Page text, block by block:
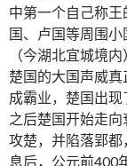
中第一个自己称
国、卢国等周围
（今湖北宜城境
楚国的大国声威
成霸业，楚国出
之后楚国开始走
攻楚，并陷落郢
息后，公元前400